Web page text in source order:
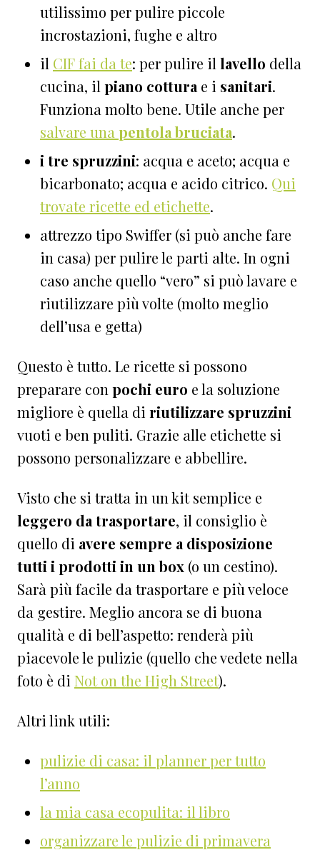
utilissimo per pulire piccole
incrostazioni, fughe e altro
il CIF fai da te: per pulire illavello della
cucina, ilpiano cotturae i sanitari.
Funziona molto bene. Utile anche per
salvare una pentola bruciata.
i tre spruzzini: acqua e aceto; acqua e
bicarbonato; acqua e acido citrico. Qui
trovate ricette ed etichette.
attrezzo tipo Swiffer (si può anche fare
in casa) per pulire le parti alte. In ogni
caso anche quello “vero” si può lavare e
riutilizzare più volte (molto meglio
dell’usa e getta)
Questo è tutto. Le ricette si possono
preparare conpochi euro e la soluzione
migliore è quella di riutilizzare spruzzini
vuoti e ben puliti. Grazie alle etichette si
possono personalizzare e abbellire.
Visto che si tratta in un kit semplice e
leggero da trasportare, il consiglio è
quello di avere sempre a disposizione
tutti i prodotti in un box (o un cestino).
Sarà più facile da trasportare e più veloce
da gestire. Meglio ancora se di buona
qualità e di bell’aspetto: renderà più
piacevole le pulizie (quello che vedete nella
foto è di Not on the High Street).
Altri link utili:
pulizie di casa: il planner per tutto
l’anno
la mia casa ecopulita: il libro
organizzare le pulizie di primavera